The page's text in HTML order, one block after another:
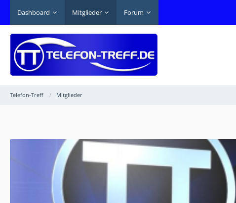
Dashboard Mitglieder Forum
Telefon-Treff Mitglieder